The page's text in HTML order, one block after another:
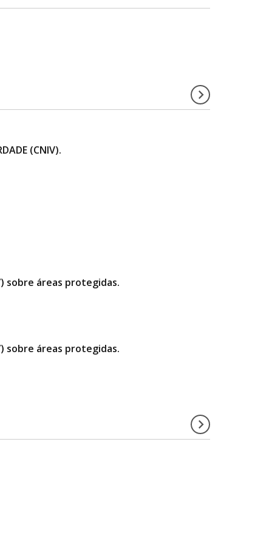
(CNIV).
sobre áreas protegidas.
sobre áreas protegidas.